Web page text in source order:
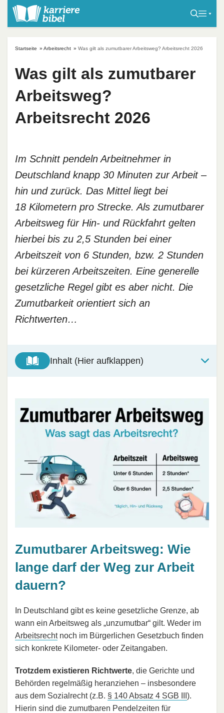
Startseite » Arbeitsrecht » Was gilt als zumutbarer Arbeitsweg? Arbeitsrecht 2026
Was gilt als zumutbarer
Arbeitsweg?
Arbeitsrecht 2026
Im Schnitt pendeln Arbeitnehmer in
Deutschland knapp 30 Minuten zur Arbeit –
hin und zurück. Das Mittel liegt bei
18 Kilometern pro Strecke. Als zumutbarer
Arbeitsweg für Hin- und Rückfahrt gelten
hierbei bis zu 2,5 Stunden bei einer
Arbeitszeit von 6 Stunden, bzw. 2 Stunden
bei kürzeren Arbeitszeiten. Eine generelle
gesetzliche Regel gibt es aber nicht. Die
Zumutbarkeit orientiert sich an
Richtwerten…
Inhalt (Hier aufklappen)
Zumutbarer Arbeitsweg: Wie
lange darf der Weg zur Arbeit
dauern?
In Deutschland gibt es keine gesetzliche Grenze, ab
wann ein Arbeitsweg als „unzumutbar“ gilt. Weder im
Arbeitsrechtnoch im Bürgerlichen Gesetzbuch finden
sich konkrete Kilometer- oder Zeitangaben.
Trotzdem existieren Richtwerte, die Gerichte und
Behörden regelmäßig heranziehen – insbesondere
aus dem Sozialrecht (z.B. § 140 Absatz 4 SGB III ).
Hierin sind die zumutbaren Pendelzeiten für